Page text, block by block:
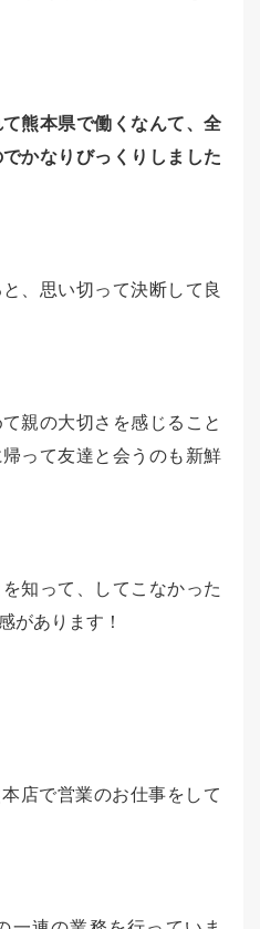
熊本県で働くなんて、全
かなりびっくりしました
、思い切って決断して良
親の大切さを感じること
って友達と会うのも新鮮
知って、してこなかった
があります！
店で営業のお仕事をして